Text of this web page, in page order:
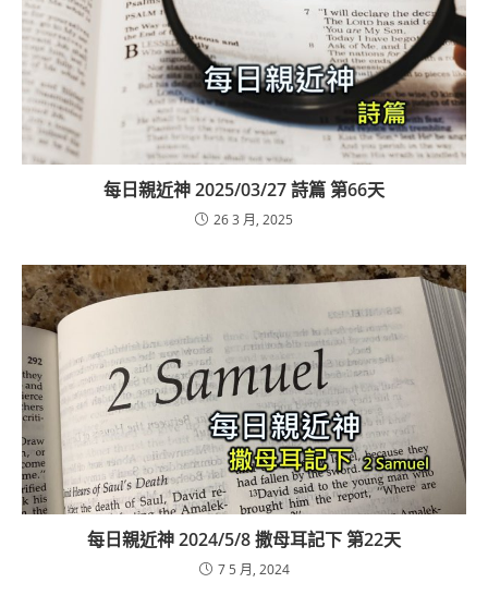
每日親近神 2025/03/27 詩篇 第66天
26 3 月, 2025
每日親近神 2024/5/8 撒母耳記下 第22天
7 5 月, 2024